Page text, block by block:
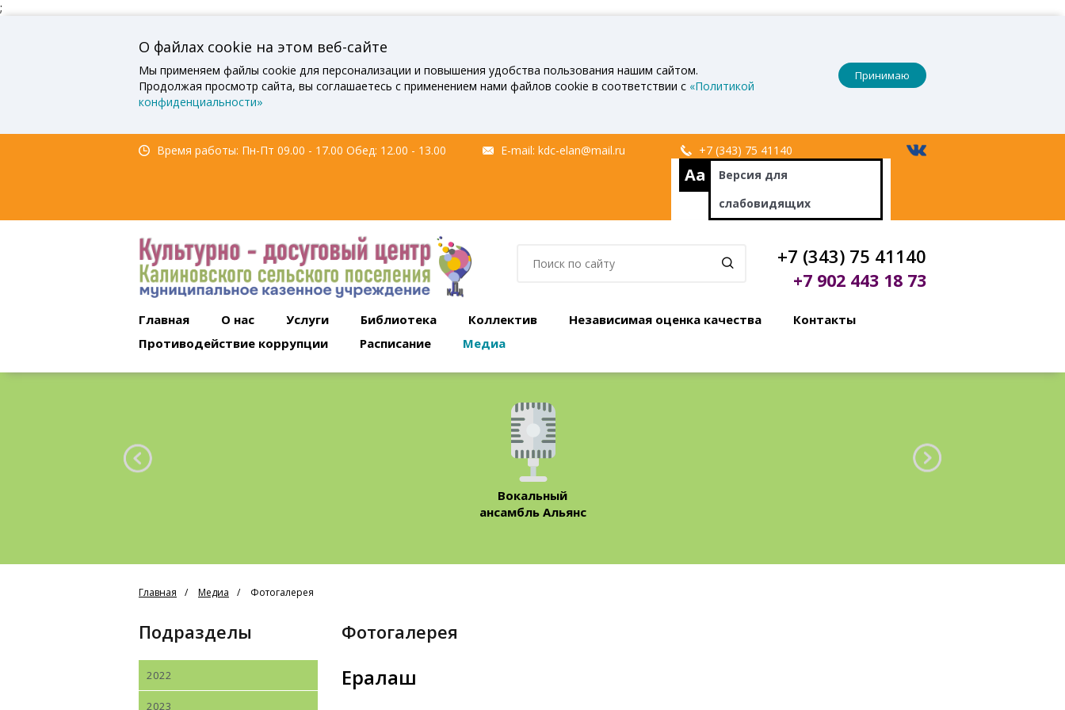
;
О файлах cookie на этом веб-сайте
Мы применяем файлы cookie для персонализации и повышения удобства пользования нашим сайтом.
Продолжая просмотр сайта, вы соглашаетесь с применением нами файлов cookie в соответствии с «Политикой
конфиденциальности»
Принимаю
Время работы: Пн-Пт 09.00 - 17.00 Обед: 12.00 - 13.00 E-mail: kdc-elan@mail.ru +7 (343) 75 41140
Aa Версия для
слабовидящих
+7 (343) 75 41140
+7 902 443 18 73
Главная О нас Услуги Библиотека Коллектив Независимая оценка качества
Контакты
Противодействие коррупции
Расписание Медиа
Вокальный
ансамбль Альянс
Главная Медиа Фотогалерея
Подразделы
2022
2023
Фотогалерея
Ералаш